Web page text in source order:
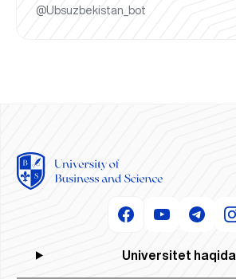
@Ubsuzbekistan_bot
Universitet haqida